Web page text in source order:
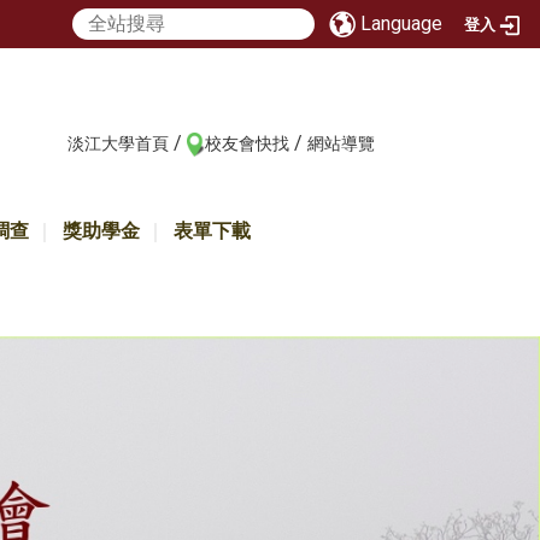
Language 登入
淡江大學首頁 / 校友會快找 / 網站導覽
查 獎助學金 表單下載